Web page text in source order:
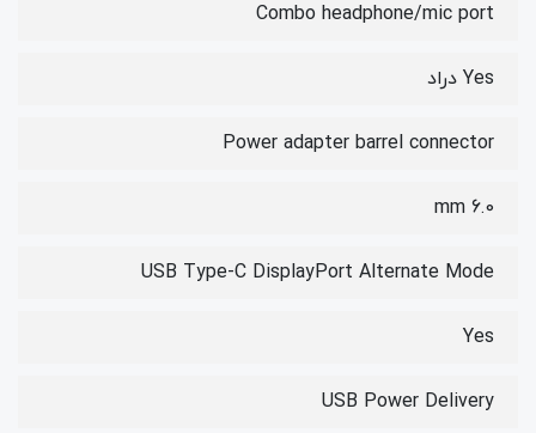
Combo headphone/mic port
Yes دراد
Power adapter barrel connector
6.0 mm
USB Type-C DisplayPort Alternate Mode
Yes
USB Power Delivery